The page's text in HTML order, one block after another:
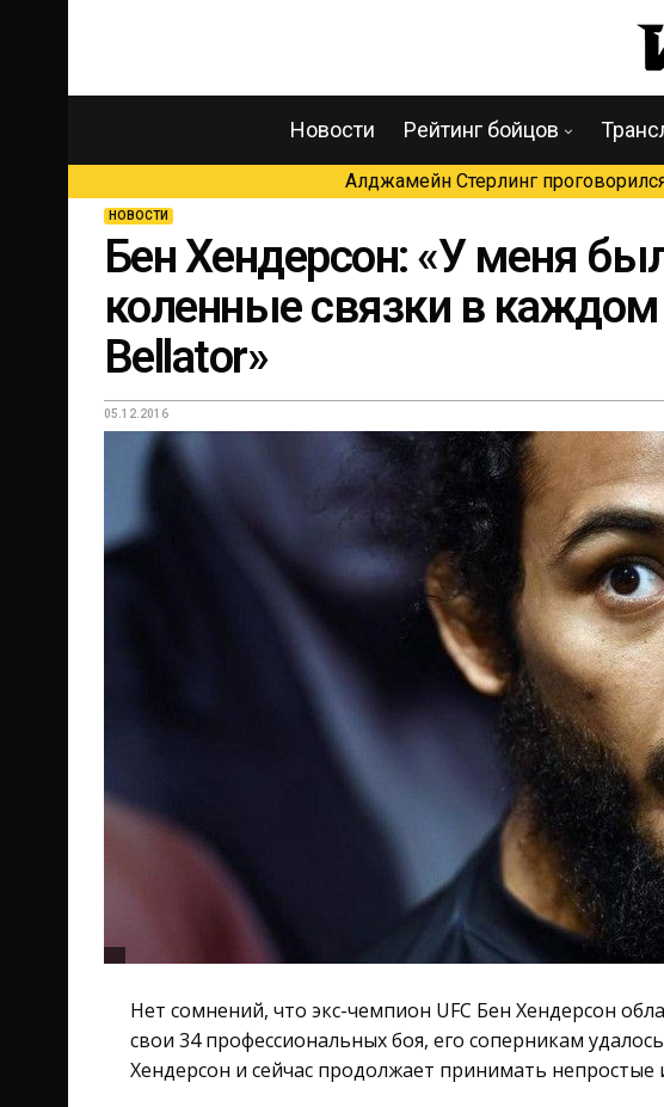
Новости Рейтинг бойцов
Алджамейн Стерлинг
НОВОСТИ
Бен Хендерсон: «У меня
коленные связки в
Bellator»
05.12.2016
Нет сомнений, что экс-чемпион UFC Бен Хендерсон
свои 34 профессиональных боя, его соперникам
Хендерсон и сейчас продолжает принимать непростые